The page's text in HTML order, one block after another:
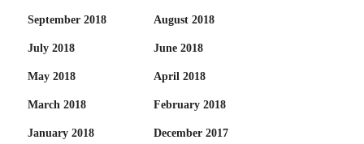
September 2018 August 2018
July 2018 June 2018
May 2018 April 2018
March 2018 February 2018
January 2018 December 2017